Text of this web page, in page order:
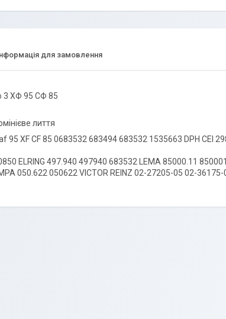
для замовлення
3 ХФ 95 СФ 85
лиття
XF CF 85 0683532 683494 683532 1535663 DPH CEI
ELRING 497.940 497940 683532 LEMA 85000.11
050.622 050622 VICTOR REINZ 02-27205-05 02-36175-